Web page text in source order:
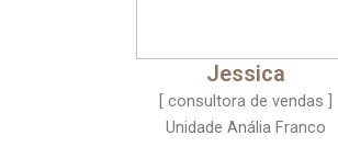
Jessica
[ consultora de vendas ]
Unidade Anália Franco